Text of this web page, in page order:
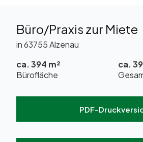
Büro/Praxis zur Miete
in 63755 Alzenau
ca. 394 m²
Bürofläche
ca.
PDF-